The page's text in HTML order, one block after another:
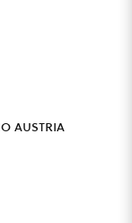
austria